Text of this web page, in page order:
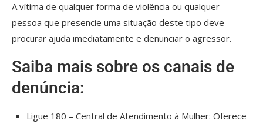
A vítima de qualquer forma de violência ou qualquer
pessoa que presencie uma situação deste tipo deve
procurar ajuda imediatamente e denunciar o agressor.
Saiba mais sobre os canais de
denúncia:
Ligue 180 – Central de Atendimento à Mulher: Oferece